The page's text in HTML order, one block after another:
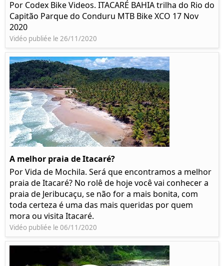
Por Codex Bike Videos. ITACARÉ BAHIA trilha do Rio do
Capitão Parque do Conduru MTB Bike XCO 17 Nov
2020
Vidéo publiée le 26/11/2020
A melhor praia de Itacaré?
Por Vida de Mochila. Será que encontramos a melhor
praia de Itacaré? No rolê de hoje você vai conhecer a
praia de Jeribucaçu, se não for a mais bonita, com
toda certeza é uma das mais queridas por quem
mora ou visita Itacaré.
Vidéo publiée le 06/11/2020